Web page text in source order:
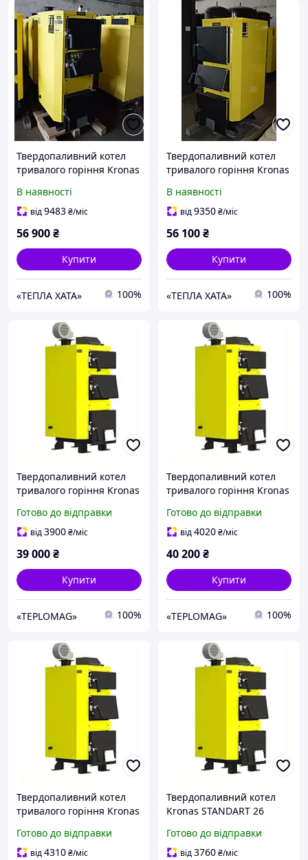
Твердопаливний котел
тривалого горіння Kronas
В наявності
від9483₴/міс
56 900₴
Купити
«ТЕПЛА ХАТА» 100%
Твердопаливний котел
тривалого горіння Kronas
з автоматикою
В наявності
від9350₴/міс
56 100₴
Купити
«ТЕПЛА ХАТА» 100%
Твердопаливний котел
тривалого горіння Kronas
СТАНДАРТ) 18 кВт (c
автоматикою)
Готово до відправки
від3900₴/міс
39 000₴
Купити
«TEPLOMAG» 100%
Твердопаливний котел
тривалого горіння Kronas
СТАНДАРТ) 22 кВт (c
автоматикою)
Готово до відправки
від4020₴/міс
40 200₴
Купити
«TEPLOMAG» 100%
Твердопаливний котел
тривалого горіння Kronas
СТАНДАРТ) 26 кВт (c
автоматикою)
Готово до відправки
від4310₴/міс
Твердопаливний котел
Kronas STANDART 26
кВт (без автоматики та
вентилятора)
Готово до відправки
від3760₴/міс